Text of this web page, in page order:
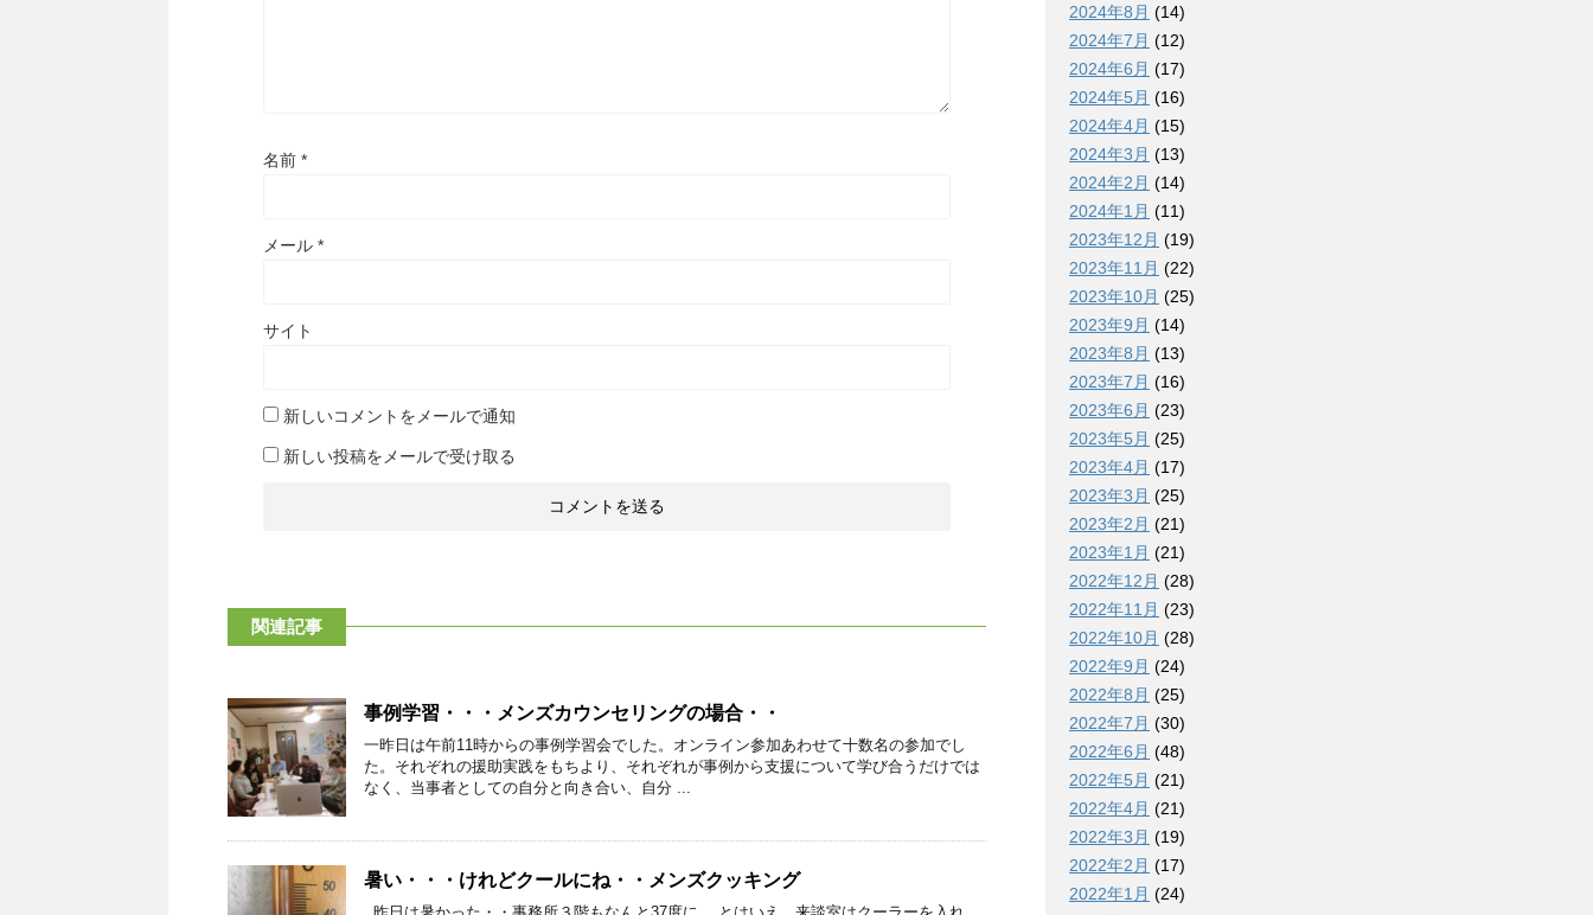
名前 *
メール *
サイト
新しいコメントをメールで通知
新しい投稿をメールで受け取る
関連記事
事例学習・・・メンズカウンセリングの場合・・
一昨日は午前11時からの事例学習会でした。オンライン参加あわせて十数名の参加でし
た。それぞれの援助実践をもちより、それぞれが事例から支援について学び合うだけでは
なく、当事者としての自分と向き合い、自分 ...
暑い・・・けれどクールにね・・メンズクッキング
2024年8月 (14)
2024年7月 (12)
2024年6月 (17)
2024年5月 (16)
2024年4月 (15)
2024年3月 (13)
2024年2月 (14)
2024年1月 (11)
2023年12月 (19)
2023年11月 (22)
2023年10月 (25)
2023年9月 (14)
2023年8月 (13)
2023年7月 (16)
2023年6月 (23)
2023年5月 (25)
2023年4月 (17)
2023年3月 (25)
2023年2月 (21)
2023年1月 (21)
2022年12月 (28)
2022年11月 (23)
2022年10月 (28)
2022年9月 (24)
2022年8月 (25)
2022年7月 (30)
2022年6月 (48)
2022年5月 (21)
2022年4月 (21)
2022年3月 (19)
2022年2月 (17)
2022年1月 (24)